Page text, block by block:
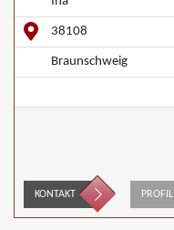
38108
Braunschweig
KONTAKT PROFIL